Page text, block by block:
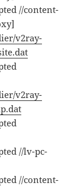
//content-
v2ray-
v2ray-
//lv-pc-
//content-